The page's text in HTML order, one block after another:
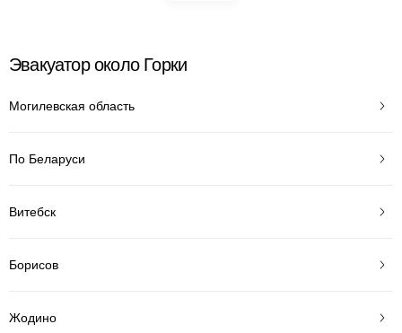
Эвакуатор около Горки
Могилевская область
По Беларуси
Витебск
Борисов
Жодино